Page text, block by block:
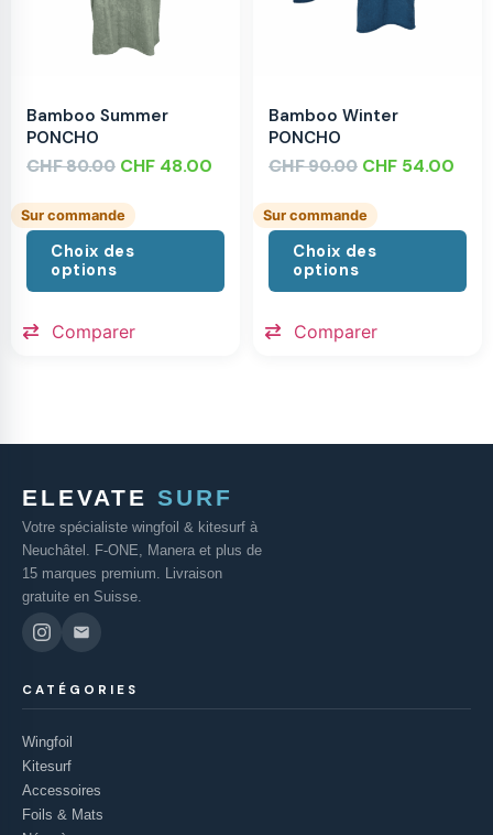
Bamboo Summer
PONCHO
CHF80.00 CHF 48.00
Sur commande
Choix des
options
Comparer
Bamboo Winter
PONCHO
CHF90.00 CHF 54.00
Sur commande
Choix des
options
Comparer
ELEVATE SURF
Votre spécialiste wingfoil & kitesurf à
Neuchâtel. F-ONE, Manera et plus de
15 marques premium. Livraison
gratuite en Suisse.
CATÉGORIES
Wingfoil
Kitesurf
Accessoires
Foils & Mats